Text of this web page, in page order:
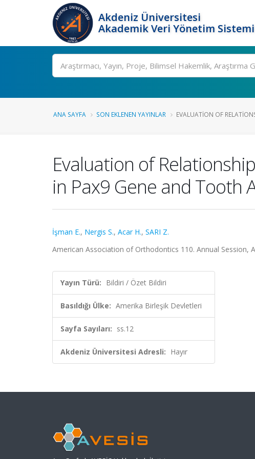
Akdeniz Üniversitesi
Akademik Veri Yönetim Sistemi
Ara
ANA SAYFA SON EKLENEN YAYINLAR EVALUATION OF
Evaluation of
in Pax9 Gene and Tooth
İşman E., Nergis S., Acar H., SARI Z.
American Association of Orthodontics 110. Annual Session,
Yayın Türü: Bildiri / Özet Bildiri
Basıldığı Ülke: Amerika Birleşik Devletleri
Sayfa Sayıları: ss.12
Akdeniz Üniversitesi Adresli: Hayır